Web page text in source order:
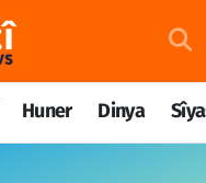
Huner Dinya